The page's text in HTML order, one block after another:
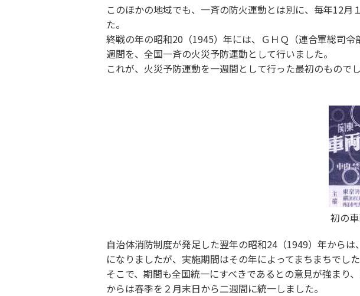
このほかの地域でも、一斉の防火運動とは別に、毎年12
た。
終戦の年の昭和20（1945）年には、ＧＨＱ（連合軍総司
週間を、全国一斉の火災予防運動として行いました。
これが、火災予防運動を一週間として行った最初のものでし
初の
自治体消防制度が発足した翌年の昭和24（1949）年から
になりましたが、実施期間はその年によってまちまちでした
そこで、期間も全国統一にすべきであるとの意見が強ま
からは春季を２月末日から二週間に統一しました。